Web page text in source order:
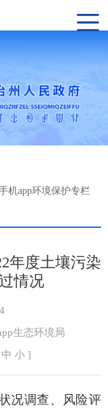
机app环境保护专栏
年度土壤污染
情况
生态环境局
中 小]
况调查、风险评